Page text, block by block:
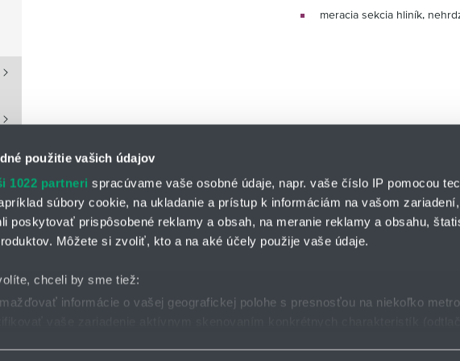
použitie vašich údajov
1022 partneri spracúvame vaše osobné údaje, napr. vaše číslo IP pomocou
súbory cookie, na ukladanie a prístup k informáciám na vašom
poskytovať prispôsobené reklamy a obsah, na meranie reklamy a obsahu,
Môžete si zvoliť, kto a na aké účely použije vaše údaje.
chceli by sme tiež:
informácie o vašej geografickej polohe s presnosťou na niekoľko
meracia sekcia hliník,
HENNLICH s.r.o.
Košťany nad Turcom